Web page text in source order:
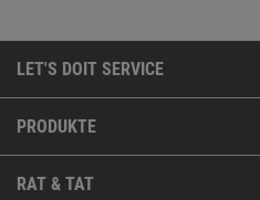
LET'S DOIT SERVICE
PRODUKTE
RAT & TAT